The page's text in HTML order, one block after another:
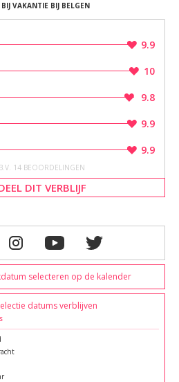
selecteren op de kalender
datums verblijven
VAKANTIE BIJ BELGEN
9.9
10
9.8
9.9
9.9
14 BEOORDELINGEN
DIT VERBLIJF